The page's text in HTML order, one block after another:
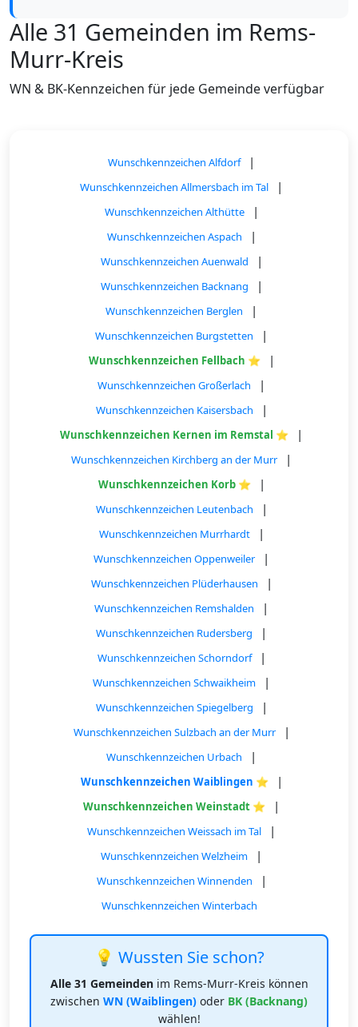
Alle 31 Gemeinden im Rems-
Murr-Kreis
WN & BK-Kennzeichen für jede Gemeinde verfügbar
Wunschkennzeichen Alfdorf |
Wunschkennzeichen Allmersbach im Tal |
Wunschkennzeichen Althütte |
Wunschkennzeichen Aspach |
Wunschkennzeichen Auenwald |
Wunschkennzeichen Backnang |
Wunschkennzeichen Berglen |
Wunschkennzeichen Burgstetten |
Wunschkennzeichen Fellbach ⭐ |
Wunschkennzeichen Großerlach |
Wunschkennzeichen Kaisersbach |
Wunschkennzeichen Kernen im Remstal ⭐ |
Wunschkennzeichen Kirchberg an der Murr |
Wunschkennzeichen Korb ⭐ |
Wunschkennzeichen Leutenbach |
Wunschkennzeichen Murrhardt |
Wunschkennzeichen Oppenweiler |
Wunschkennzeichen Plüderhausen |
Wunschkennzeichen Remshalden |
Wunschkennzeichen Rudersberg |
Wunschkennzeichen Schorndorf |
Wunschkennzeichen Schwaikheim |
Wunschkennzeichen Spiegelberg |
Wunschkennzeichen Sulzbach an der Murr |
Wunschkennzeichen Urbach |
Wunschkennzeichen Waiblingen ⭐ |
Wunschkennzeichen Weinstadt ⭐ |
Wunschkennzeichen Weissach im Tal |
Wunschkennzeichen Welzheim |
Wunschkennzeichen Winnenden |
Wunschkennzeichen Winterbach
💡 Wussten Sie schon?
Alle 31 Gemeindenim Rems-Murr-Kreis können
zwischen WN (Waiblingen) oder BK (Backnang)
wählen!